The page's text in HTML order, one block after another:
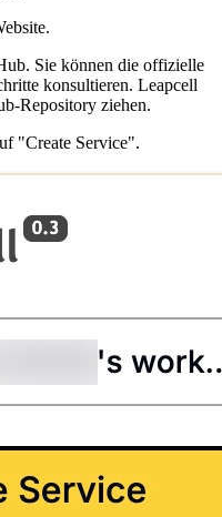
Sie können die offizielle
konsultieren. Leapcell
Repository ziehen.
"Create Service".